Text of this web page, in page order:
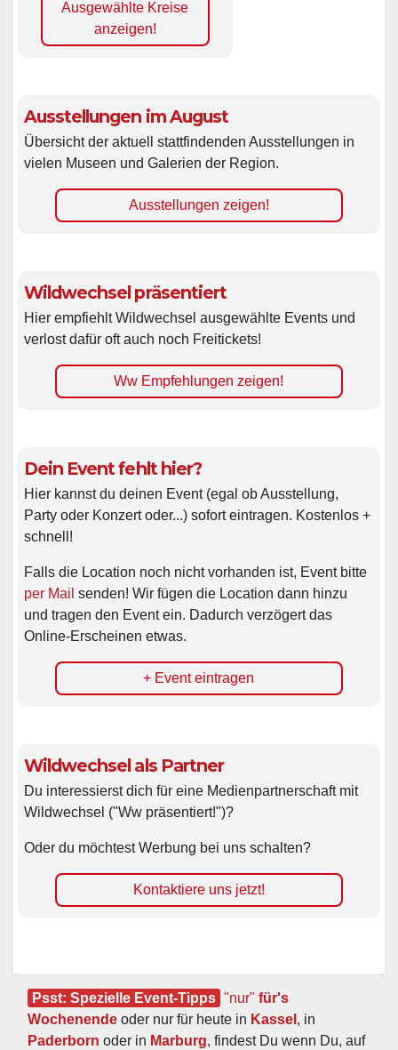
Ausgewählte Kreise
anzeigen!
Ausstellungen im August
Übersicht der aktuell stattfindenden Ausstellungen in
vielen Museen und Galerien der Region.
Ausstellungen zeigen!
Wildwechsel präsentiert
Hier empfiehlt Wildwechsel ausgewählte Events und
verlost dafür oft auch noch Freitickets!
Ww Empfehlungen zeigen!
Dein Event fehlt hier?
Hier kannst du deinen Event (egal ob Ausstellung,
Party oder Konzert oder...) sofort eintragen. Kostenlos +
schnell!
Falls die Location noch nicht vorhanden ist, Event bitte
per Mail senden! Wir fügen die Location dann hinzu
und tragen den Event ein. Dadurch verzögert das
Online-Erscheinen etwas.
+ Event eintragen
Wildwechsel als Partner
Du interessierst dich für eine Medienpartnerschaft mit
Wildwechsel ("Ww präsentiert!")?
Oder du möchtest Werbung bei uns schalten?
Kontaktiere uns jetzt!
Psst: Spezielle Event-Tipps "nur" für's
Wochenende oder nur für heute in Kassel
Paderborn oder in Marburg, findest Du wenn Du, auf